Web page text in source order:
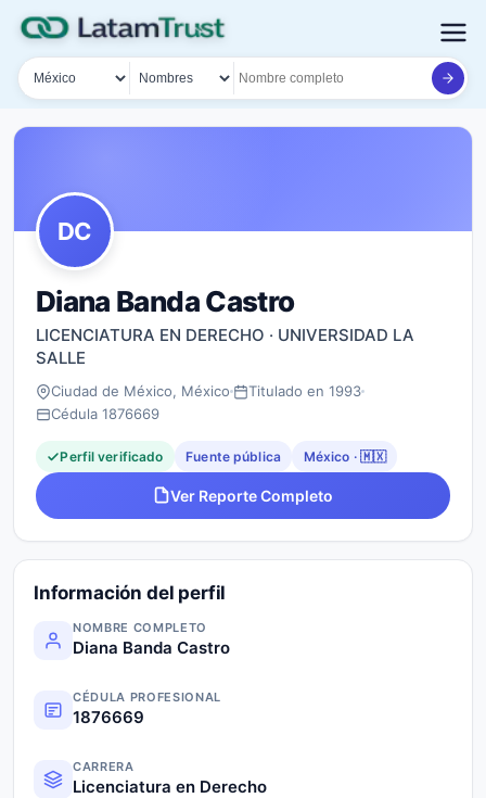
País
Tipo de búsqueda
Nombre o documento
DC
Diana Banda Castro
LICENCIATURA EN DERECHO · UNIVERSIDAD LA
SALLE
Ciudad de México, México
Titulado en 1993
Cédula 1876669
Perfil verificado Fuente pública México · 🇲🇽
Ver Reporte Completo
Información del perfil
NOMBRE COMPLETO
Diana Banda Castro
CÉDULA PROFESIONAL
1876669
CARRERA
Licenciatura en Derecho